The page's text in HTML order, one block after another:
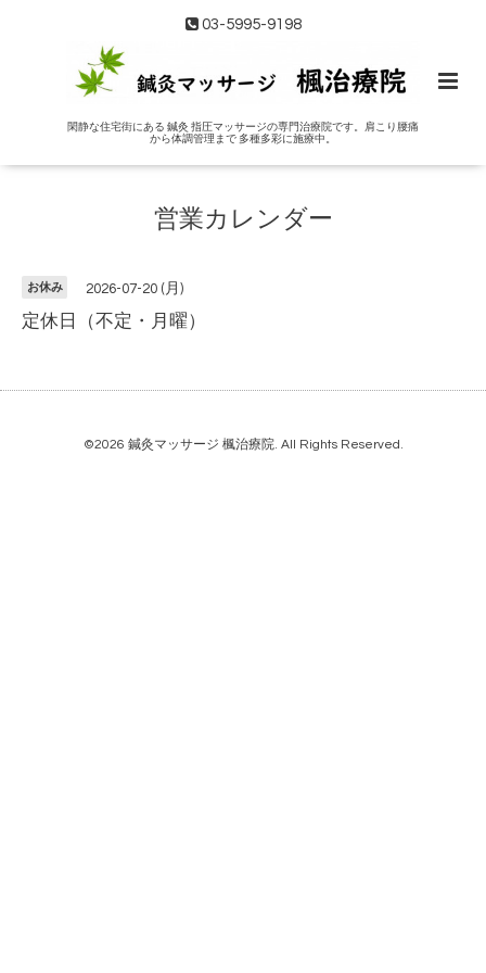
03-5995-9198
閑静な住宅街にある 鍼灸 指圧マッサージの専門治療院です。肩こり腰痛
から体調管理まで 多種多彩に施療中。
営業カレンダー
お休み 2026-07-20 (月)
定休日（不定・月曜）
©2026 鍼灸マッサージ 楓治療院. All Rights Reserved.